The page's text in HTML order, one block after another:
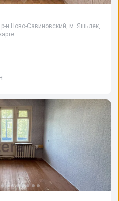
р-н Ново-Савиновский, м. Яшьлек,